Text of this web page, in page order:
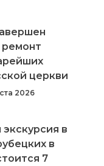
церкви
2026
в
в
7